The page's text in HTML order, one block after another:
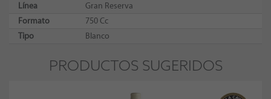
Línea
Gran Reserva
Formato
750 Cc
Tipo
Blanco
PRODUCTOS SUGERIDOS